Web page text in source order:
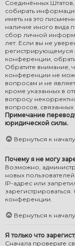
Соединённых
собирать
иметь на это
наличие иного вида
сбор личной
лет. Если вы не
регистрирующемуся
конференции,
Обратите внимание,
конференции не
вопросам и не
кроме указанных в
вопросу
вопросов,
Примечание
юридической силы..
Вернуться к началу
Почему я не могу
Возможно,
новых
IP-адрес или
конференции.
Вернуться к началу
Я только что
Сначала проверьте